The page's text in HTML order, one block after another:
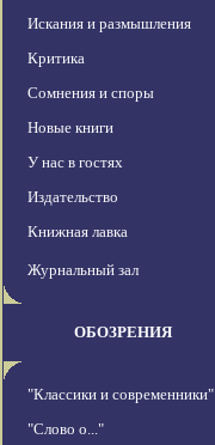
Искания и размышления
Критика
Сомнения и споры
Новые книги
У нас в гостях
Издательство
Книжная лавка
Журнальный зал
ОБОЗРЕНИЯ
"Классики и современники"
"Слово о..."